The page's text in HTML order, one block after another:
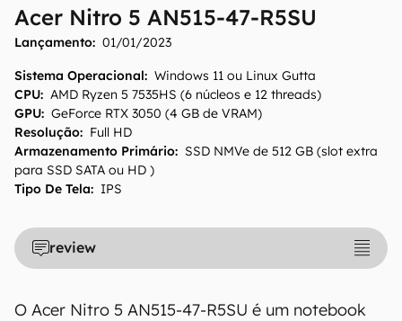
Acer Nitro 5 AN515-47-R5SU
Lançamento: 01/01/2023
Sistema Operacional: Windows 11 ou Linux Gutta
CPU: AMD Ryzen 5 7535HS (6 núcleos e 12 threads)
GPU: GeForce RTX 3050 (4 GB de VRAM)
Resolução: Full HD
Armazenamento Primário: SSD NMVe de 512 GB (slot extra
para SSD SATA ou HD )
Tipo De Tela: IPS
review
O Acer Nitro 5 AN515-47-R5SU é um notebook